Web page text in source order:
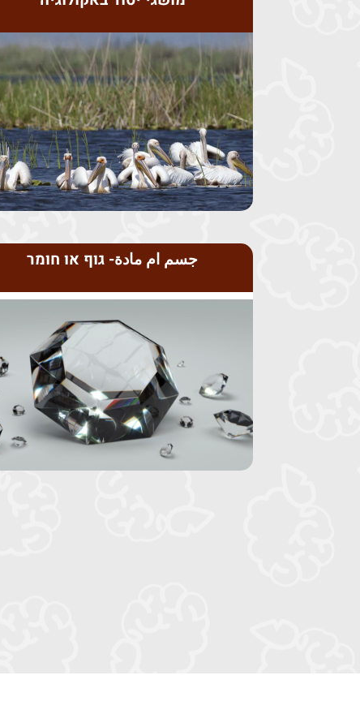
משימת תרגול למושגים בסיסיים באקולוגיה, כמו
גורמים ביוטיים וגורמים א-ביוטיים, יחסי גומלין,
מערכת אקולוגית, חברה ואוכלוסיה. הפעילות
כוללת שאלות סגורות מסוגים שונים, כמו בחירת
מילים, שאלות רב-ברירה, הפקת מידע מגרפים
ומילוי טבלה – וכולן נבדקות באופן אוטומטי.
לצפייה בפעילות לחץ כאן
جسم ام مادة- גוף או חומר
لعبة الورق (الشدَة)، حيث يظهر اسم المادة
وصورة الجسم الذي تصنع منه المادة. كيفية
اللعب بلعبة الاوراق امكانيات اللعب بالاوراق
عديدة. مثلا: 1. تمعنوا بالصورة وحددوا ما اذا كان
محتواها جسم او مادة؟ وعندها عليك ان ترى
عليك أن ترى كيف قام الطالب بتحديد اجابته،
بناءا على النص أو حسب الصورة. بعدها تقوم
باجراء مناقشة تركز على تفكير الطالب. اجراء
بين جسم ومادة، مثلا سبيكة الذهب: يمكن
اعتباره اجسم وايضا مادة .